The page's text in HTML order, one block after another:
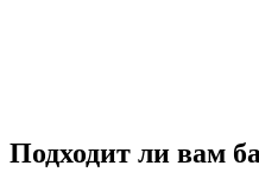
Подходит ли вам